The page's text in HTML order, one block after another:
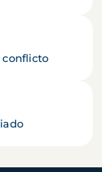
conflicto